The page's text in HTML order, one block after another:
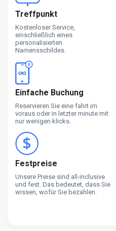
Treffpunkt
Kostenloser Service,
einschließlich eines
personalisierten
Namensschildes.
Einfache Buchung
Reservieren Sie eine fahrt im
voraus oder in letzter minute mit
nur wenigen klicks.
Festpreise
Unsere Preise sind all-inclusive
und fest. Das bedeutet, dass Sie
wissen, wofür Sie bezahlen.